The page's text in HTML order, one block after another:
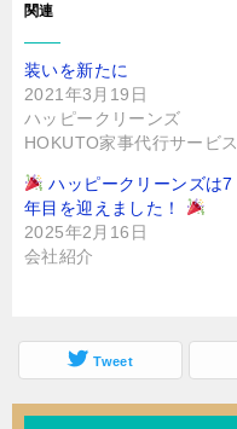
し
い
ウ
ィ
ン
ド
ウ
き
ま
す
)
ま
す
)
関連
装いを新たに
2021年3月19日
ハッピークリーンズ
HOKUTO家事代行サービス
ハッピークリーンズは7
年目を迎えました！
2025年2月16日
会社紹介
Tweet